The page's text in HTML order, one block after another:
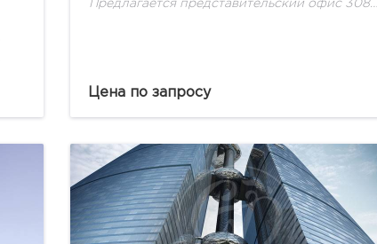
Предлагается представительский офис 308
Цена по запросу